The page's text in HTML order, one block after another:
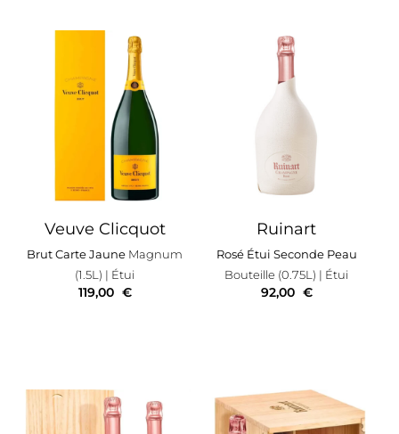
Veuve Clicquot
Brut Carte Jaune Magnum
(1.5L) | Étui
119,00 €
Ruinart
Rosé Étui Seconde Peau
Bouteille (0.75L) | Étui
92,00 €